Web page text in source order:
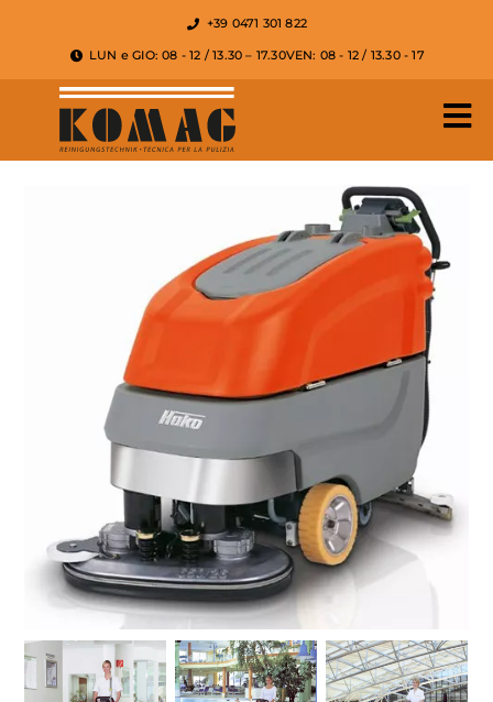
+39 0471 301 822
LUN e GIO: 08 - 12 / 13.30 – 17.30VEN: 08 - 12 / 13.30 - 17